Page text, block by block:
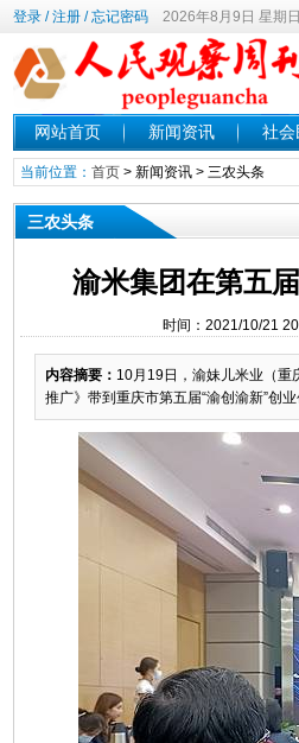
登录/注册/忘记密码 2026年8月9日 星期日
网站首页 新闻资讯 社会
当前位置： 首页> 新闻资讯> 三农头条
三农头条
渝米集团在第五
时间：2021/10/21
内容摘要： 10月19日，渝妹儿米业（重
推广》带到重庆市第五届“渝创渝新”创